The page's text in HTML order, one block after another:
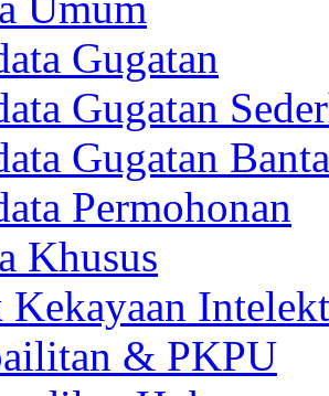
Gugatan
Gugatan
Gugatan
Permohonan
Khusus
Kekayaan
& PKPU